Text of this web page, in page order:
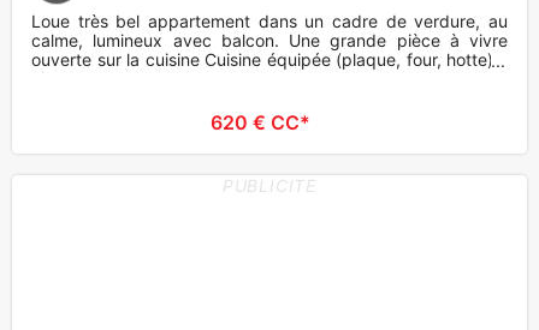
Loue très bel appartement dans un cadre de verdure, au
calme, lumineux avec balcon. Une grande pièce à vivre
ouverte sur la cuisine Cuisine équipée (plaque, four, hotte) 1
ch
620 € CC*
PUBLICITE